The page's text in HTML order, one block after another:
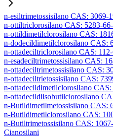
n-esiltrimetossisilano CAS: 3069-
n-ottiltriclorosilano CAS: 5283-
n-ottildimetilclorosilano CAS:
n-dodecildimetilclorosilano CAS:
n-ottadeciltriclorosilano CAS:
n-esadeciltrimetossisilano CAS:
n-ottadeciltrimetossisilano CAS:
n-ottadeciltrietossisilano CAS:
n-ottadecildimetilclorosilano
n-ottadecildiisobutilclorosilano
n-Butildimetilmetossisilano CAS:
n-Butildimetilclorosilano CAS:
n-Butiltrimetossisilano CAS:
Cianosilani